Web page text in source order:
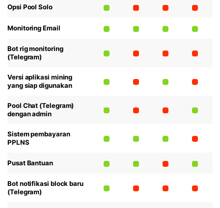
Opsi Pool Solo
Monitoring Email
Bot rig monitoring
(Telegram)
Versi aplikasi mining
yang siap digunakan
Pool Chat (Telegram)
dengan admin
Sistem pembayaran
PPLNS
Pusat Bantuan
Bot notifikasi block baru
(Telegram)